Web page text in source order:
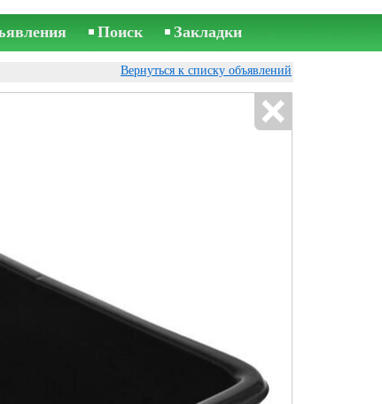
Поиск Закладки
Вернуться к списку объявлений